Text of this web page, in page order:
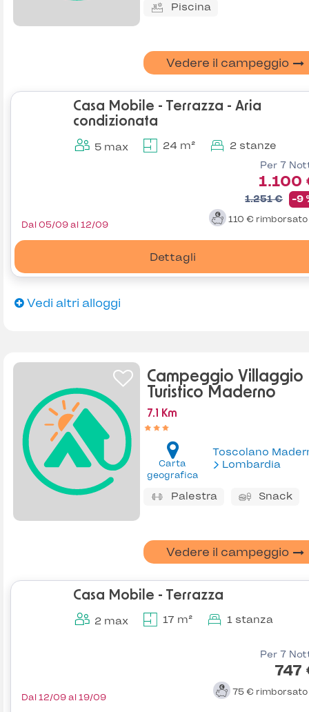
Piscina
Vedere il campeggio
Casa Mobile - Terrazza - Aria
condizionata
5 max 24 m² 2 stanze
Per 7
1.100
1.251 € -9
110 € rimborsato
Dettagli
Dal 05/09 al 12/09
Vedi altri alloggi
Campeggio Villaggio
Turistico Maderno
7.1 Km
Carta
geografica
Toscolano
Lombardia
Palestra Snack
Vedere il campeggio
Casa Mobile - Terrazza
2 max 17 m² 1 stanza
Per 7
747
75 € rimborsato
Dal 12/09 al 19/09